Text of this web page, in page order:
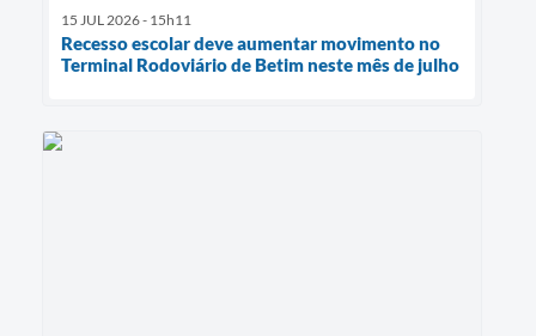
15 JUL 2026 - 15h11
Recesso escolar deve aumentar movimento no
Terminal Rodoviário de Betim neste mês de julho